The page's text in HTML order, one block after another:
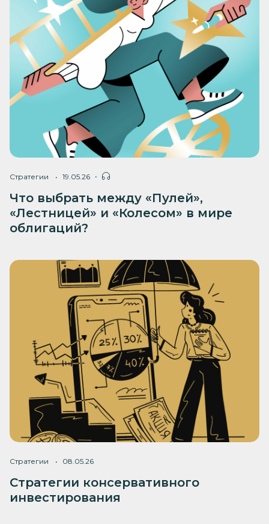
Стратегии 19.05.26
Что выбрать между «Пулей»,
«Лестницей» и «Колесом» в мире
облигаций?
Стратегии 08.05.26
Стратегии консервативного
инвестирования